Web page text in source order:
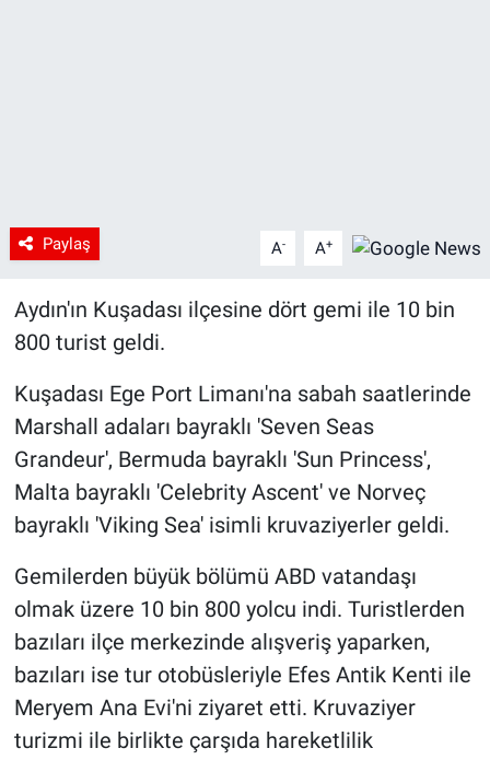
Paylaş A- A+
Aydın'ın Kuşadası ilçesine dört gemi ile 10 bin
800 turist geldi.
Kuşadası Ege Port Limanı'na sabah saatlerinde
Marshall adaları bayraklı 'Seven Seas
Grandeur', Bermuda bayraklı 'Sun Princess',
Malta bayraklı 'Celebrity Ascent' ve Norveç
bayraklı 'Viking Sea' isimli kruvaziyerler geldi.
Gemilerden büyük bölümü ABD vatandaşı
olmak üzere 10 bin 800 yolcu indi. Turistlerden
bazıları ilçe merkezinde alışveriş yaparken,
bazıları ise tur otobüsleriyle Efes Antik Kenti ile
Meryem Ana Evi'ni ziyaret etti. Kruvaziyer
turizmi ile birlikte çarşıda hareketlilik